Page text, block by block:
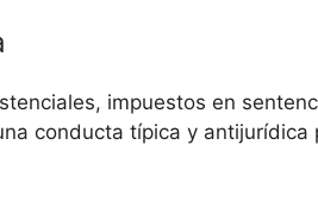
impuestos en
conducta típica y